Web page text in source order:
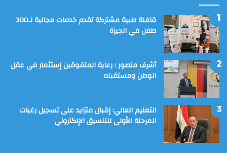
قافلة طبية مشتركة تقدم خدمات مجانية لـ300
طفل في الجيزة
أشرف منصور : رعاية المتفوقين إستثمار في عقل
الوطن ومستقبله
التعليم العالي: إقبال متزايد على تسجيل رغبات
المرحلة الأولى للتنسيق الإلكتروني